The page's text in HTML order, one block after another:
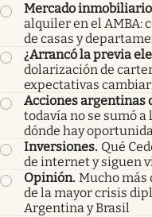
Mercado inmobiliario
alquiler en el AMBA:
de casas y
¿Arrancó la previa
dolarización de
expectativas
Acciones argentinas
todavía no se sumó a
dónde hay
Inversiones. Qué
de internet y siguen
Opinión. Mucho más
de la mayor crisis
Argentina y Brasil